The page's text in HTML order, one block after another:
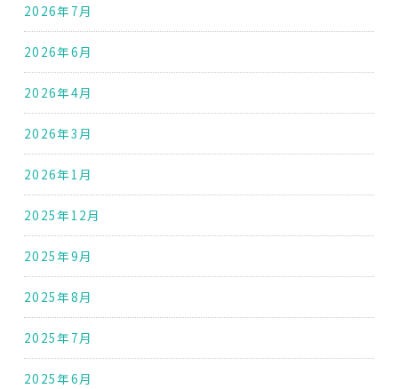
2026年7月
2026年6月
2026年4月
2026年3月
2026年1月
2025年12月
2025年9月
2025年8月
2025年7月
2025年6月